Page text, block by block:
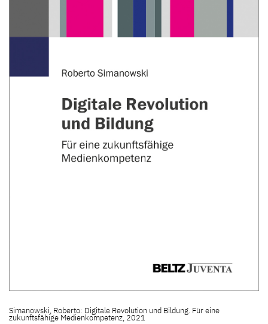
Simanowski, Roberto: Digitale Revolution und Bildung. Für eine
zukunftsfähige Medienkompetenz, 2021